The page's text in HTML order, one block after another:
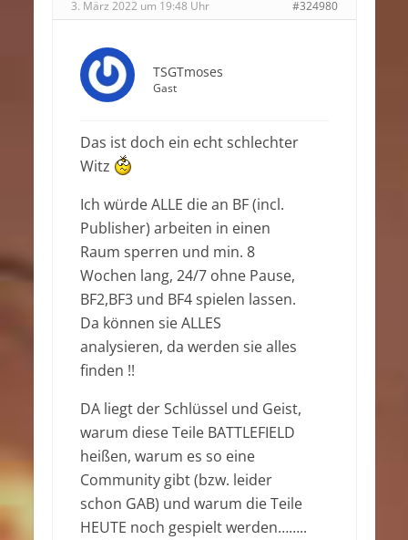
3. März 2022 um 19:48 Uhr #324980
TSGTmoses
Gast
Das ist doch ein echt schlechter
Witz
Ich würde ALLE die an BF (incl.
Publisher) arbeiten in einen
Raum sperren und min. 8
Wochen lang, 24/7 ohne Pause,
BF2,BF3 und BF4 spielen lassen.
Da können sie ALLES
analysieren, da werden sie alles
finden !!
DA liegt der Schlüssel und Geist,
warum diese Teile BATTLEFIELD
heißen, warum es so eine
Community gibt (bzw. leider
schon GAB) und warum die Teile
HEUTE noch gespielt werden……..